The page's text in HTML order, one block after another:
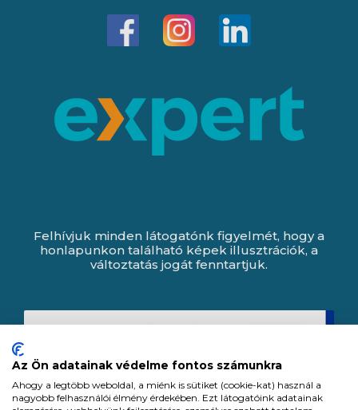
Felhívjuk minden látogatónk figyelmét, hogy a
honlapunkon található képek illusztrációk, a
változtatás jogát fenntartjuk.
Az Ön adatainak védelme fontos számunkra
Ahogy a legtöbb weboldal, a miénk is sütiket (cookie-kat) használ a
nagyobb felhasználói élmény érdekében. Ezt látogatóink adatainak